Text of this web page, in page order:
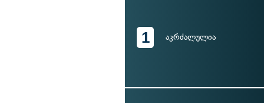
1 აკრძალულია